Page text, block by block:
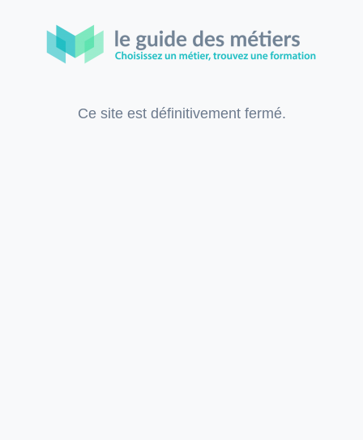
Ce site est définitivement fermé.